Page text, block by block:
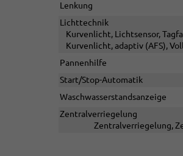
Lenkung
Lichttechnik
Kurvenlicht, Lichtsensor,
Kurvenlicht, adaptiv (AFS),
Pannenhilfe
Start/Stop-Automatik
Waschwasserstandsanzeige
Zentralverriegelung
Zentralverriegelung,